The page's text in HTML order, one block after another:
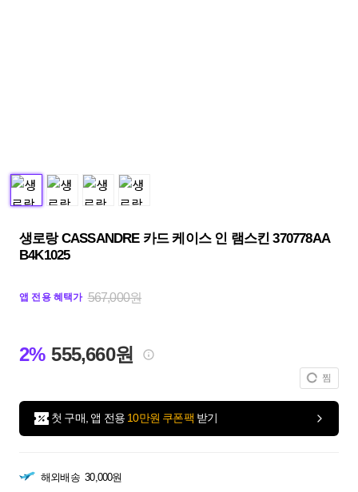
생로랑 CASSANDRE 카드 케이스 인 램스킨 370778AA
B4K1025
앱 전용 혜택가 567,000원
2% 555,660원
찜
첫 구매, 앱 전용 10만원 쿠폰팩 받기
해외배송 30,000원